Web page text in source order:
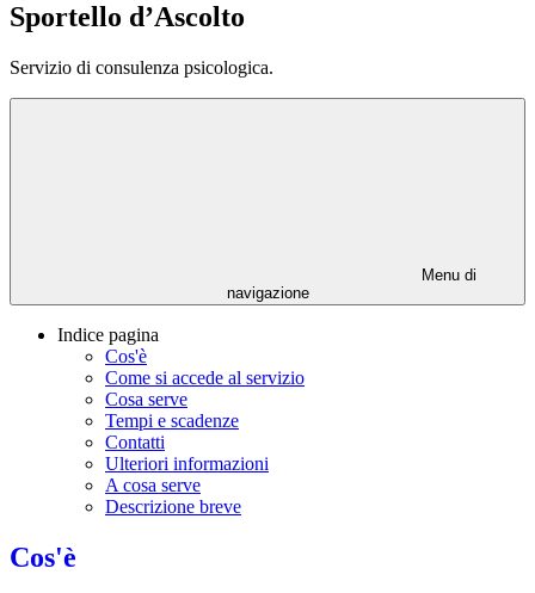
Sportello d’Ascolto
Servizio di consulenza psicologica.
Menu di
navigazione
Indice pagina
Cos'è
Come si accede al servizio
Cosa serve
Tempi e scadenze
Contatti
Ulteriori informazioni
A cosa serve
Descrizione breve
Cos'è